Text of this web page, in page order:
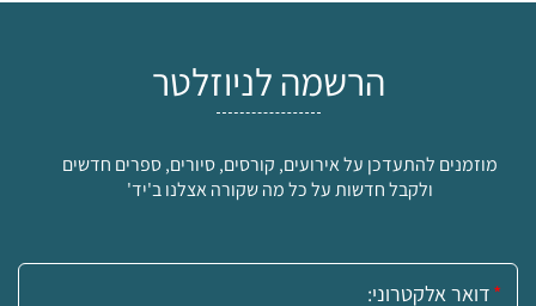
הרשמה לניוזלטר
מוזמנים להתעדכן על אירועים, קורסים, סיורים, ספרים חדשים
ולקבל חדשות על כל מה שקורה אצלנו ב'יד'
אימייל: